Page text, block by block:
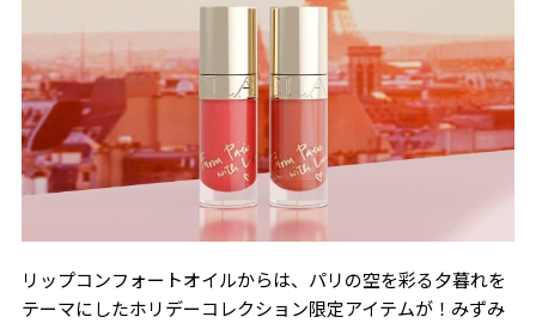
リップコンフォートオイルからは、パリの空を彩る夕暮れを
テーマにしたホリデーコレクション限定アイテムが！みずみ